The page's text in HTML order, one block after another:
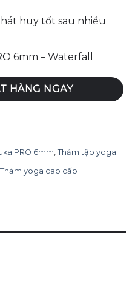
huy tốt sau nhiều
6mm – Waterfall
6mm - Waterfall số lượng
HÀNG NGAY
PRO 6mm Thảm tập yoga
Thảm yoga cao cấp